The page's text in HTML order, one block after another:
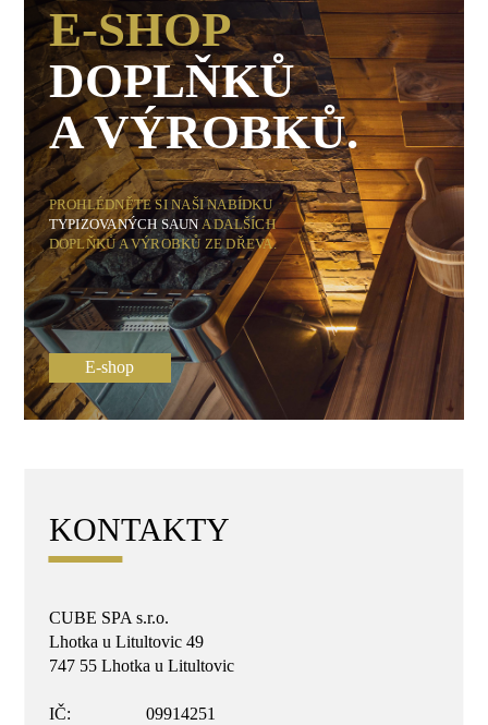
E-SHOP
DOPLŇKŮ
A VÝROBKŮ.
PROHLÉDNĚTE SI NAŠI NABÍDKU
TYPIZOVANÝCH SAUN A DALŠÍCH
DOPLŇKŮ A VÝROBKŮ ZE DŘEVA.
E-shop
KONTAKTY
CUBE SPA s.r.o.
Lhotka u Litultovic 49
747 55 Lhotka u Litultovic
IČ:
09914251